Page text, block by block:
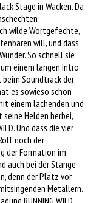
Stage in Wacken. Da
wilde Wortgefechte,
will, und dass
So schnell sie
einem langen Intro
Soundtrack der
es sowieso schon
einem lachenden und
Helden herbei,
Und dass die vier
noch der
der Formation im
auch bei der Stange
denn der Platz vor
Metallern.
RUNNING WILD,